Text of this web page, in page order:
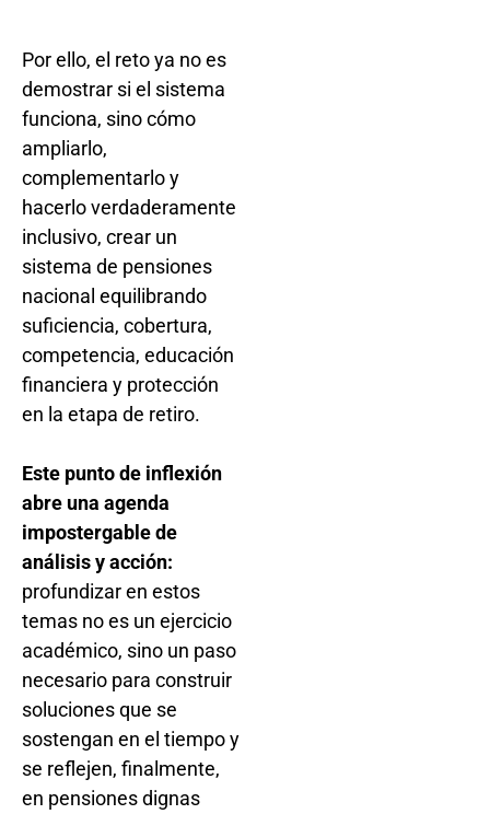
Por ello, el reto ya no es
demostrar si el sistema
funciona, sino cómo
ampliarlo,
complementarlo y
hacerlo verdaderamente
inclusivo, crear un
sistema de pensiones
nacional equilibrando
suficiencia, cobertura,
competencia, educación
financiera y protección
en la etapa de retiro.
Este punto de inflexión
abre una agenda
impostergable de
análisis y acción:
profundizar en estos
temas no es un ejercicio
académico, sino un paso
necesario para construir
soluciones que se
sostengan en el tiempo y
se reflejen, finalmente,
en pensiones dignas